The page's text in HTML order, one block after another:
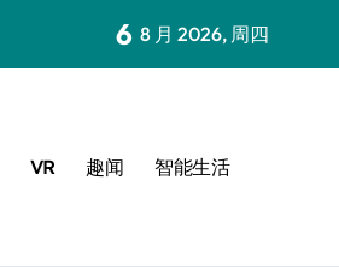
6 8 月 2026, 周四
VR 趣闻 智能生活